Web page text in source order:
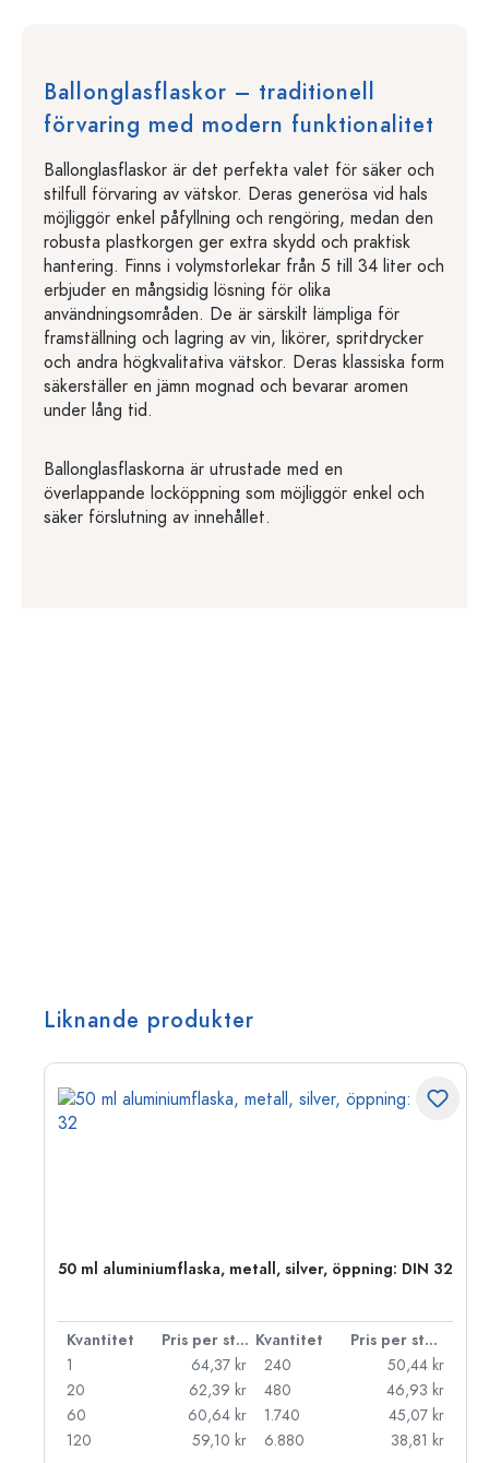
Ballonglasflaskor – traditionell
förvaring med modern funktionalitet
Ballonglasflaskor är det perfekta valet för säker och
stilfull förvaring av vätskor. Deras generösa vid hals
möjliggör enkel påfyllning och rengöring, medan den
robusta plastkorgen ger extra skydd och praktisk
hantering. Finns i volymstorlekar från 5 till 34 liter och
erbjuder en mångsidig lösning för olika
användningsområden. De är särskilt lämpliga för
framställning och lagring av vin, likörer, spritdrycker
och andra högkvalitativa vätskor. Deras klassiska form
säkerställer en jämn mognad och bevarar aromen
under lång tid.
Ballonglasflaskorna är utrustade med en
överlappande locköppning som möjliggör enkel och
säker förslutning av innehållet.
Liknande produkter
50 ml aluminiumflaska, metall, silver, öppning: DIN 32
Kvantitet Pris per styck Kvantitet
Pris per styck
1
64,37 kr
20
62,39 kr
60
60,64 kr
120
59,10 kr
240
50,44 kr
480
46,93 kr
1.740
45,07 kr
6.880
38,81 kr